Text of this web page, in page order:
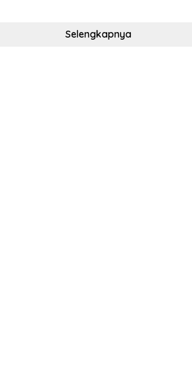
Selengkapnya